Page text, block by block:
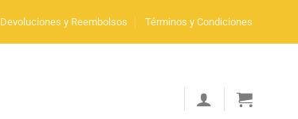
Devoluciones y Reembolsos Términos y Condiciones